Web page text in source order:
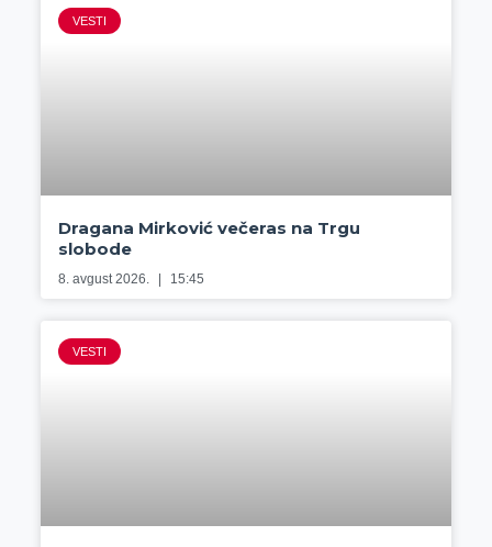
VESTI
Dragana Mirković večeras na Trgu
slobode
8. avgust 2026. 15:45
VESTI